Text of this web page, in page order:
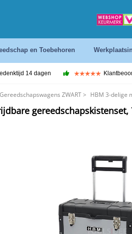
en Toebehoren
14 dagen
Gereedschapswagens ZWART> HBM 3-delige
gereedschapskistenset,